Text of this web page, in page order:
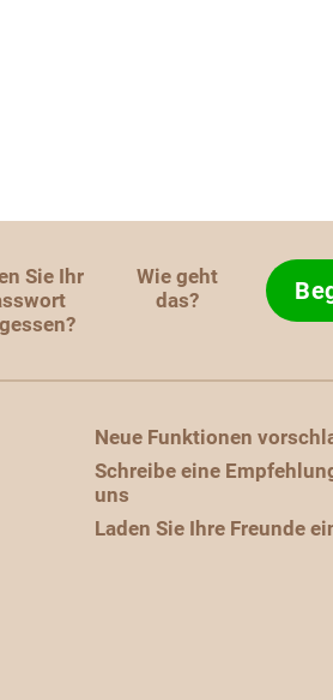
Sie Ihr
Wie geht
das?
Neue Funktionen
Schreibe eine
uns
Laden Sie Ihre Freunde